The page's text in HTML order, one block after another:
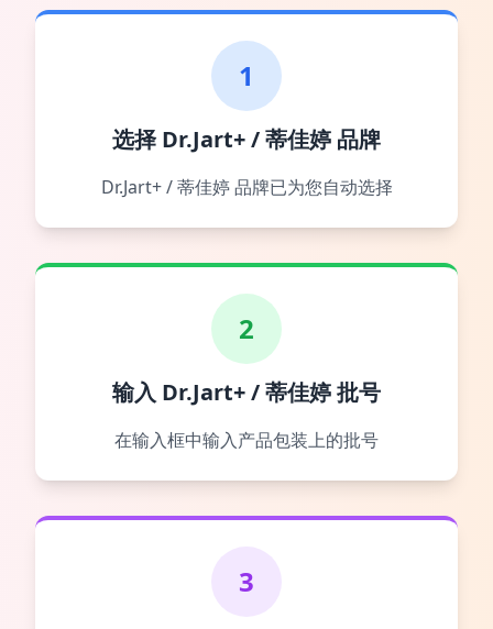
1
选择 Dr.Jart+ / 蒂佳婷 品牌
Dr.Jart+ / 蒂佳婷 品牌已为您自动选择
2
输入 Dr.Jart+ / 蒂佳婷 批号
在输入框中输入产品包装上的批号
3